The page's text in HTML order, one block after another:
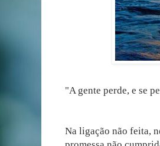
"A gente perde, e se
Na ligação não feita,